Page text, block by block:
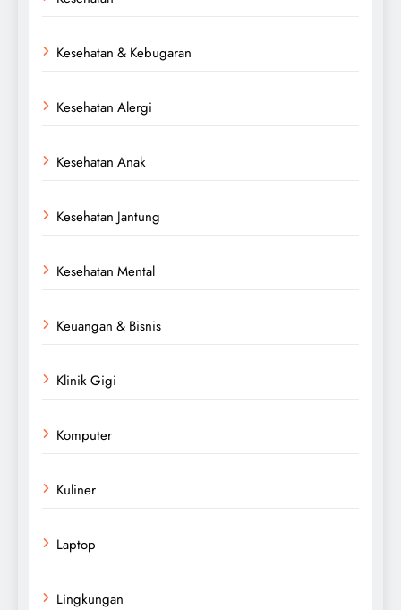
Kesehatan & Kebugaran
Kesehatan Alergi
Kesehatan Anak
Kesehatan Jantung
Kesehatan Mental
Keuangan & Bisnis
Klinik Gigi
Komputer
Kuliner
Laptop
Lingkungan